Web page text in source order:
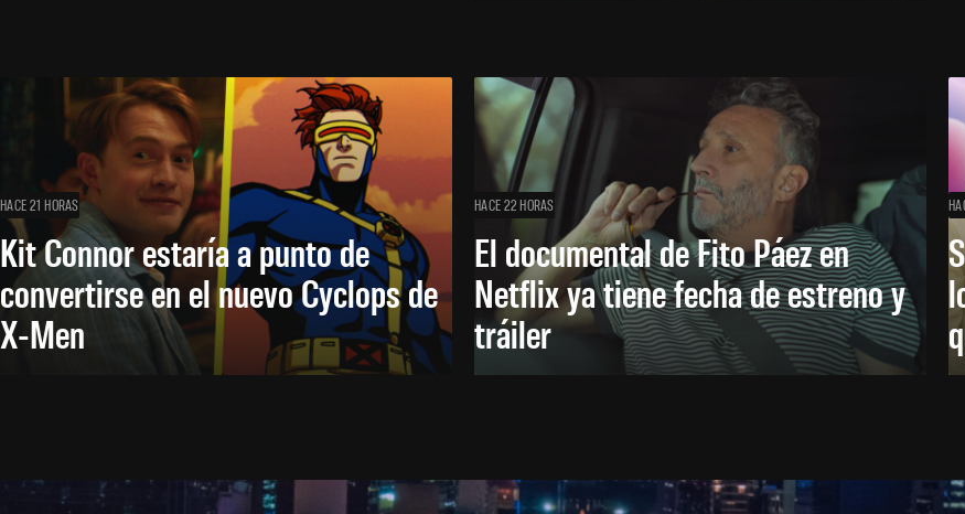
HACE 21 HORAS
Kit Connor estaría a punto de
convertirse en el nuevo Cyclops de
X-Men
HACE 22 HORAS
El documental de Fito Páez en
Netflix ya tiene fecha de estreno y
tráiler